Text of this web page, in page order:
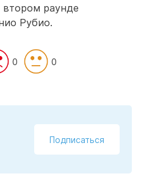
втором раунде
Рубио.
0 0
Подписаться